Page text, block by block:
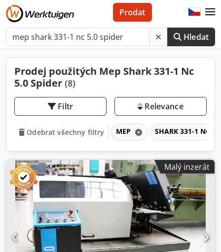
Hledat
Prodat
Prodej použitých Mep Shark 331-1 Nc
5.0 Spider (8)
Filtr Relevance
Odebrat všechny filtry MEP SHARK 331-1 NC
Malý inzerát